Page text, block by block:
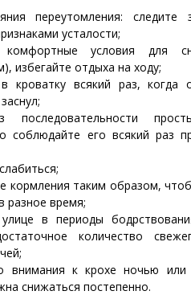
переутомления: следите
усталости;
условия для
избегайте отдыха на ходу;
кроватку всякий раз, когда
соблюдайте его всякий раз
кормления таким образом,
разное время;
в периоды
количество
внимания к крохе ночью
снижаться постепенно.